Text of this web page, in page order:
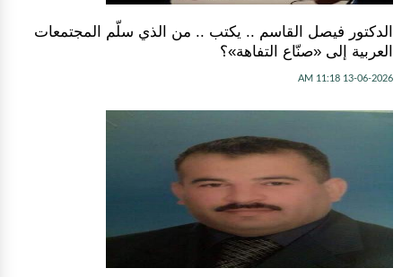
الدكتور فيصل القاسم .. يكتب .. من الذي سلّم المجتمعات
العربية إلى «صنّاع التفاهة»؟
13-06-2026 11:18 AM